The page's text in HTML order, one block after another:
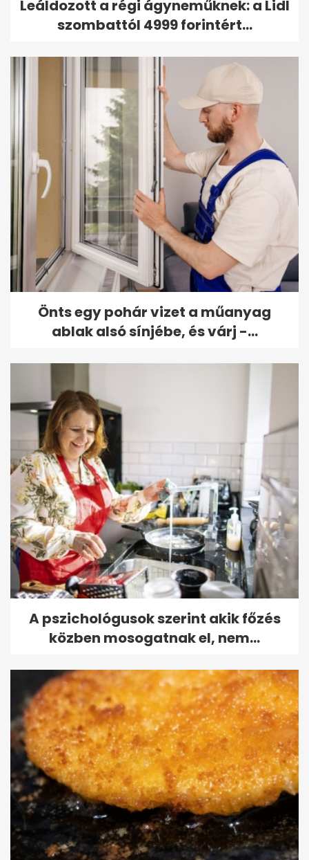
Leáldozott a régi ágyneműknek: a Lidl
szombattól 4999 forintért...
Önts egy pohár vizet a műanyag
ablak alsó sínjébe, és várj -...
A pszichológusok szerint akik főzés
közben mosogatnak el, nem...